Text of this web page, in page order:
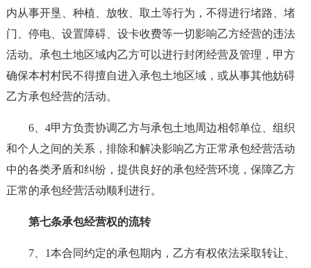
内从事开垦、种植、放牧、取土等行为，不得进行堵路、堵
门、停电、设置障碍、设卡收费等一切影响乙方经营的违法
活动。承包土地区域内乙方可以进行封闭经营及管理，甲方
确保本村村民不得擅自进入承包土地区域，或从事其他妨碍
乙方承包经营的活动。
6、4甲方负责协调乙方与承包土地周边相邻单位、组织
和个人之间的关系，排除和解决影响乙方正常承包经营活动
中的各类矛盾和纠纷，提供良好的承包经营环境，保障乙方
正常的承包经营活动顺利进行。
第七条承包经营权的流转
7、1本合同约定的承包期内，乙方有权依法采取转让、